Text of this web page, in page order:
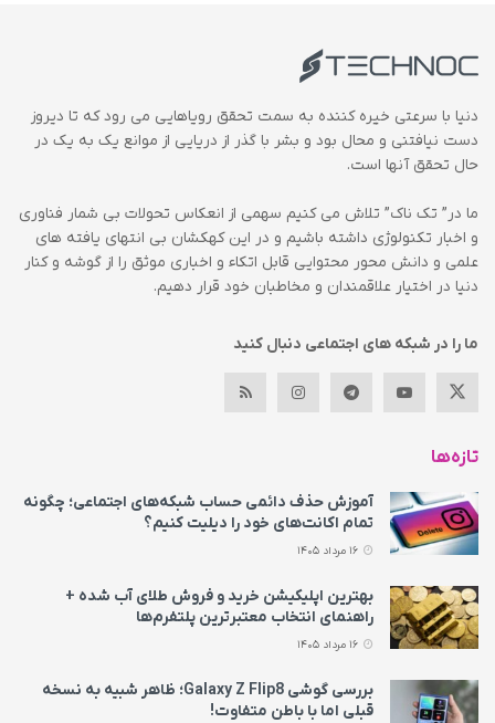
دنیا با سرعتی خیره کننده به سمت تحقق رویاهایی می رود که تا دیروز
دست نیافتنی و محال بود و بشر با گذر از دریایی از موانع یک به یک در
حال تحقق آنها است.
ما در” تک ناک” تلاش می کنیم سهمی از انعکاس تحولات بی شمار فناوری
و اخبار تکنولوژی داشته باشیم و در این کهکشان بی انتهای یافته های
علمی و دانش محور محتوایی قابل اتکاء و اخباری موثق را از گوشه و کنار
دنیا در اختیار علاقمندان و مخاطبان خود قرار دهیم.
ما را در شبکه های اجتماعی دنبال کنید
تازه‌ها
آموزش حذف دائمی حساب شبکه‌های اجتماعی؛ چگونه
تمام اکانت‌های خود را دیلیت کنیم؟
بهترین اپلیکیشن خرید و فروش طلای آب شده +
راهنمای انتخاب معتبرترین پلتفرم‌ها
بررسی گوشی Galaxy Z Flip8؛ ظاهر شبیه به نسخه
قبلی اما با باطن متفاوت!